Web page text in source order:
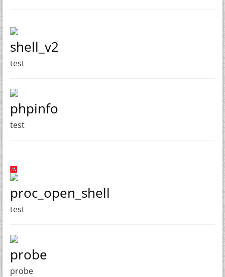
shell_v2
test
phpinfo
test
proc_open_shell
test
probe
probe